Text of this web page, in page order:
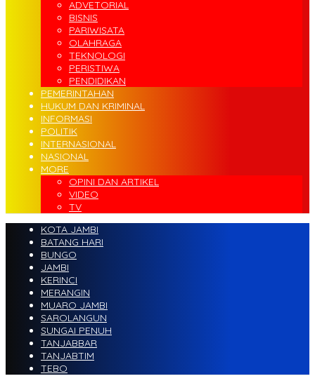
ADVETORIAL
BISNIS
PARIWISATA
OLAHRAGA
TEKNOLOGI
PERISTIWA
PENDIDIKAN
PEMERINTAHAN
HUKUM DAN KRIMINAL
INFORMASI
POLITIK
INTERNASIONAL
NASIONAL
MORE
OPINI DAN ARTIKEL
VIDEO
TV
KOTA JAMBI
BATANG HARI
BUNGO
JAMBI
KERINCI
MERANGIN
MUARO JAMBI
SAROLANGUN
SUNGAI PENUH
TANJABBAR
TANJABTIM
TEBO